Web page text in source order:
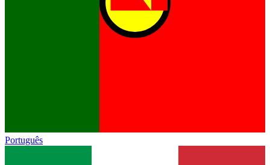
Português